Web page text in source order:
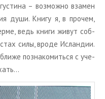
– воз­мож­но вза­мен
души. Книгу я, в про­чем,
ведь книги живут соб­
силы, вроде Ис­лан­дии.
по­зна­ко­мить­ся с уче­